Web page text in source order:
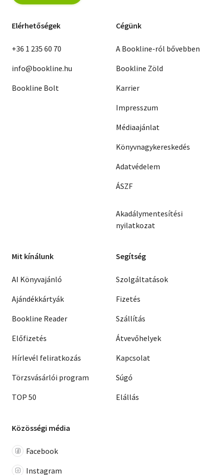
Elérhetőségek
+36 1 235 60 70
info@bookline.hu
Bookline Bolt
Cégünk
A Bookline-ról bővebben
Bookline Zöld
Karrier
Impresszum
Médiaajánlat
Könyvnagykereskedés
Adatvédelem
ÁSZF
Akadálymentesítési
nyilatkozat
Mit kínálunk
AI Könyvajánló
Ajándékkártyák
Bookline Reader
Előfizetés
Hírlevél feliratkozás
Törzsvásárlói program
TOP 50
Segítség
Szolgáltatások
Fizetés
Szállítás
Átvevőhelyek
Kapcsolat
Súgó
Elállás
Közösségi média
Facebook
Instagram